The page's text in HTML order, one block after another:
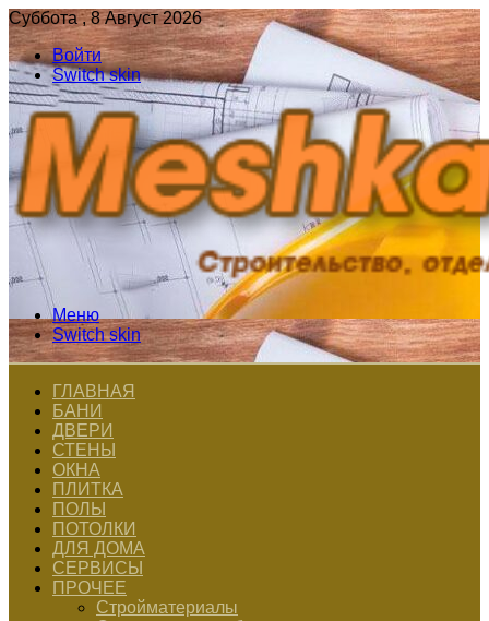
Суббота , 8 Август 2026
Войти
Switch skin
Меню
Switch skin
ГЛАВНАЯ
БАНИ
ДВЕРИ
СТЕНЫ
ОКНА
ПЛИТКА
ПОЛЫ
ПОТОЛКИ
ДЛЯ ДОМА
СЕРВИСЫ
ПРОЧЕЕ
Стройматериалы